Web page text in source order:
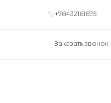
+78432161675
Заказать звонок